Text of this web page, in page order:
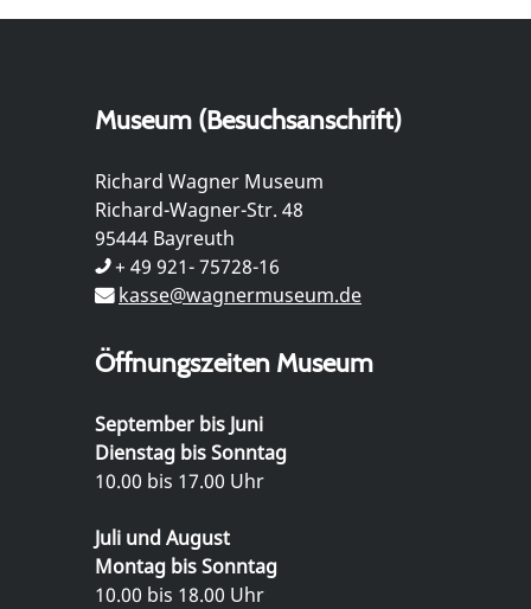
Museum (Besuchsanschrift)
Richard Wagner Museum
Richard-Wagner-Str. 48
95444 Bayreuth
+ 49 921- 75728-16
kasse@wagnermuseum.de
Öffnungszeiten Museum
September bis Juni
Dienstag bis Sonntag
10.00 bis 17.00 Uhr
Juli und August
Montag bis Sonntag
10.00 bis 18.00 Uhr